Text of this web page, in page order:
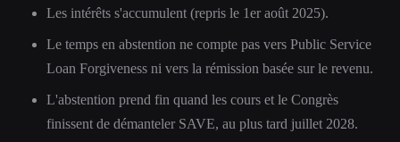
Les intérêts s'accumulent (repris le 1er août 2025).
Le temps en abstention ne compte pas vers Public Service
Loan Forgiveness ni vers la rémission basée sur le revenu.
L'abstention prend fin quand les cours et le Congrès
finissent de démanteler SAVE, au plus tard juillet 2028.